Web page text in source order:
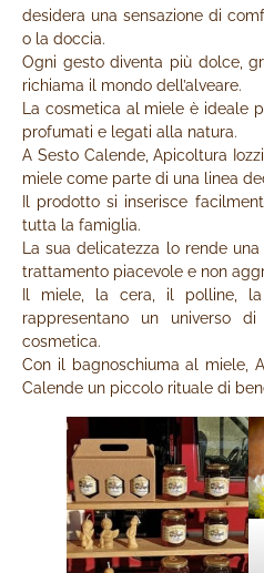
desidera una sensazione di
o la doccia.
Ogni gesto diventa più dolce,
richiama il mondo dell’alveare.
La cosmetica al miele è ideale
profumati e legati alla natura.
A Sesto Calende, Apicoltura
miele come parte di una linea
Il prodotto si inserisce
tutta la famiglia.
La sua delicatezza lo rende
trattamento piacevole e non
Il miele, la cera, il polline,
rappresentano un universo
cosmetica.
Con il bagnoschiuma al miele,
Calende un piccolo rituale di